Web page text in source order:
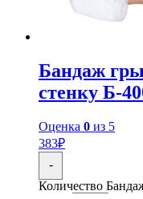
Бандаж
стенку Б-
Оценка 0 из 5
383₽
-
Количество